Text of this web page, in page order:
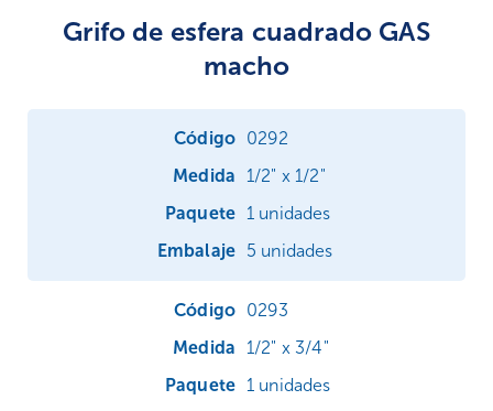
Grifo de esfera cuadrado GAS
macho
0292
1/2" x 1/2"
1 unidades
5 unidades
0293
1/2" x 3/4"
1 unidades